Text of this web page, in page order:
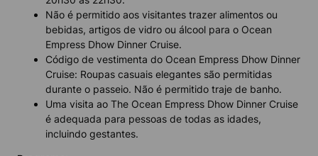
Não é permitido aos visitantes trazer alimentos ou
bebidas, artigos de vidro ou álcool para o Ocean
Empress Dhow Dinner Cruise.
Código de vestimenta do Ocean Empress Dhow Dinner
Cruise: Roupas casuais elegantes são permitidas
durante o passeio. Não é permitido traje de banho.
Uma visita ao The Ocean Empress Dhow Dinner Cruise
é adequada para pessoas de todas as idades,
incluindo gestantes.